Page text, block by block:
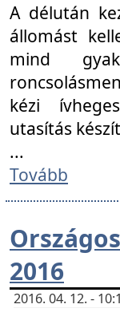
A délután
állomást
mind
kézi
utasítás
...
Tovább
2016
2016. 04. 12. -